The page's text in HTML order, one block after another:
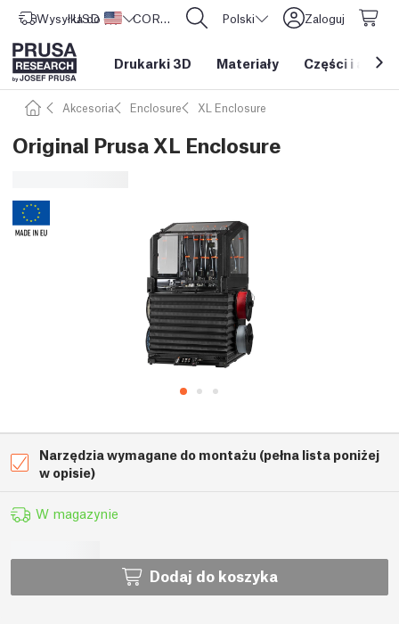
Wysyłka do Stany Zjednoczone
USD ($) CORE One L: Już w sprzedaży! Polski Zaloguj
Drukarki 3D Materiały Części i
Akcesoria Enclosure XL Enclosure
Original Prusa XL Enclosure
Narzędzia wymagane do montażu (pełna lista poniżej
w opisie)
W magazynie
Dodaj do koszyka